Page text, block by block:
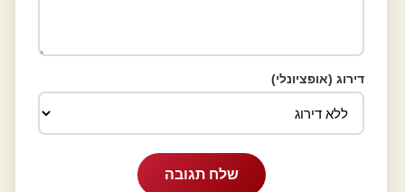
דירוג (אופציונלי)
שלח תגובה